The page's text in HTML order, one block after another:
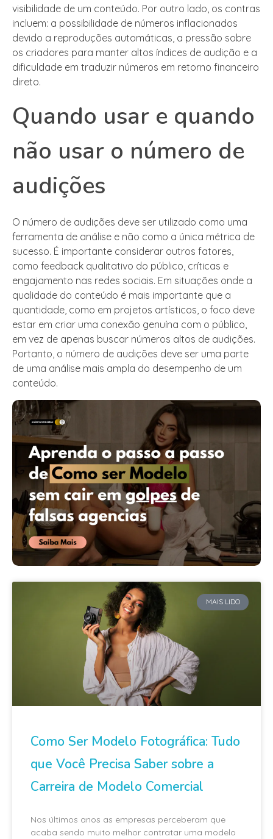
visibilidade de um conteúdo. Por outro lado, os contras
incluem: a possibilidade de números inflacionados
devido a reproduções automáticas, a pressão sobre
os criadores para manter altos índices de audição e a
dificuldade em traduzir números em retorno financeiro
direto.
Quando usar e quando
não usar o número de
audições
O número de audições deve ser utilizado como uma
ferramenta de análise e não como a única métrica de
sucesso. É importante considerar outros fatores,
como feedback qualitativo do público, críticas e
engajamento nas redes sociais. Em situações onde a
qualidade do conteúdo é mais importante que a
quantidade, como em projetos artísticos, o foco deve
estar em criar uma conexão genuína com o público,
em vez de apenas buscar números altos de audições.
Portanto, o número de audições deve ser uma parte
de uma análise mais ampla do desempenho de um
conteúdo.
MAIS LIDO
Como Ser Modelo Fotográfica: Tudo
que Você Precisa Saber sobre a
Carreira de Modelo Comercial
Nos últimos anos as empresas perceberam que
acaba sendo muito melhor contratar uma modelo